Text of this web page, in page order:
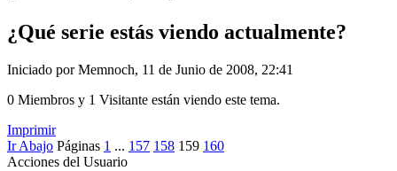
¿Qué serie estás viendo actualmente?
Iniciado por Memnoch, 11 de Junio de 2008, 22:41
0 Miembros y 1 Visitante están viendo este tema.
Imprimir
Ir Abajo Páginas 1 ... 157 158 159 160
Acciones del Usuario